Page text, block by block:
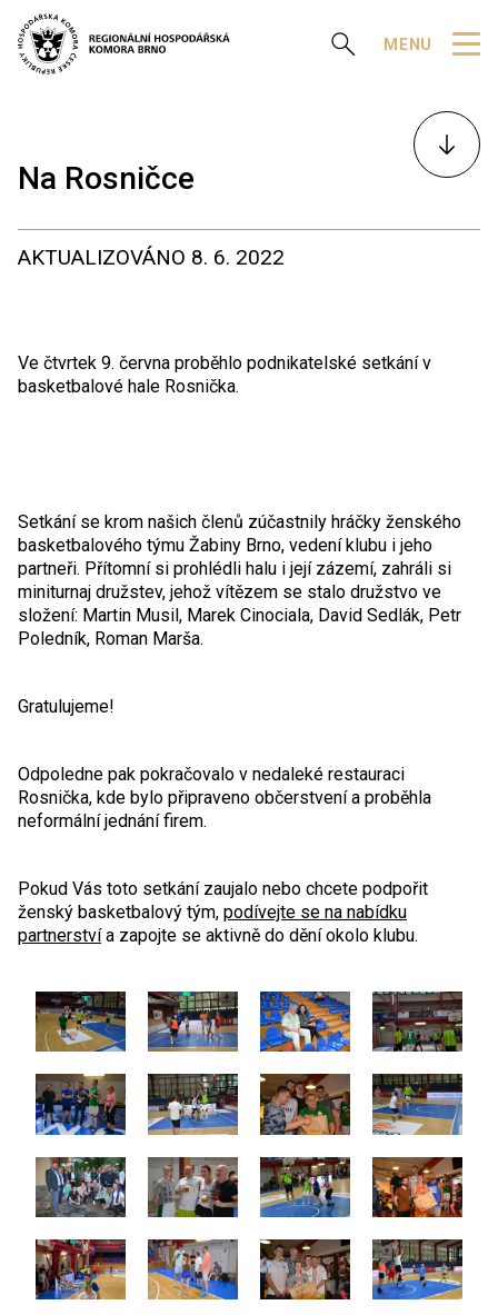
Zobrazit vyhledávání
MENU
Na Rosničce
K
obsahu
AKTUALIZOVÁNO 8. 6. 2022
Ve čtvrtek 9. června proběhlo podnikatelské setkání v
basketbalové hale Rosnička.
Setkání se krom našich členů zúčastnily hráčky ženského
basketbalového týmu Žabiny Brno, vedení klubu i jeho
partneři. Přítomní si prohlédli halu i její zázemí, zahráli si
miniturnaj družstev, jehož vítězem se stalo družstvo ve
složení: Martin Musil, Marek Cinociala, David Sedlák, Petr
Poledník, Roman Marša.
Gratulujeme!
Odpoledne pak pokračovalo v nedaleké restauraci
Rosnička, kde bylo připraveno občerstvení a proběhla
neformální jednání firem.
Pokud Vás toto setkání zaujalo nebo chcete podpořit
ženský basketbalový tým, podívejte se na nabídku
partnerstvía zapojte se aktivně do dění okolo klubu.